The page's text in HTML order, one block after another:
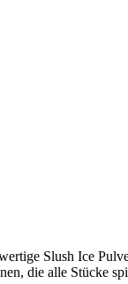
Slush Ice
die alle Stücke